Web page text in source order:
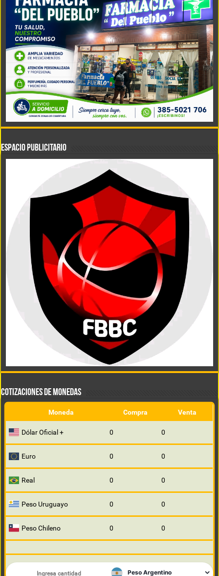
ESPACIO PUBLICITARIO
COTIZACIONES DE MONEDAS
Moneda Compra Venta
Dólar Oficial + 0 0
Euro 0 0
Real 0 0
Peso Uruguayo 0 0
Peso Chileno 0 0